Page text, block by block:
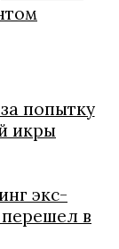
попытку
икры
экс-
в